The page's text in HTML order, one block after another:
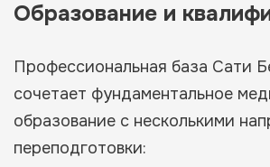
Образование и
Профессиональная база Сати
сочетает фундаментальное
образование с несколькими
переподготовки: